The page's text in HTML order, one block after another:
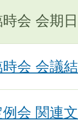
会 会期
会 会議
会 関連